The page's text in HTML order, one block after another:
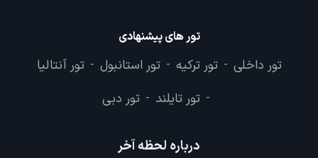
تور های پیشنهادی
تور داخلی - تور ترکیه - تور استانبول - تور آنتالیا
- تور تایلند - تور دبی
درباره لحظه آخر